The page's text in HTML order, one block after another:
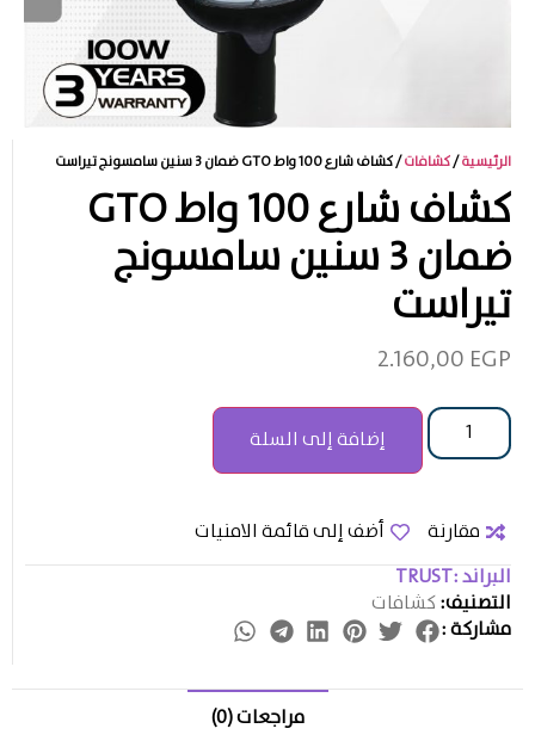
الرئيسية/كشافات/ كشاف شارع 100 واط GTO ضمان 3 سنين سامسونج تيراست
كشاف شارع 100 واط GTO
ضمان 3 سنين سامسونج
تيراست
2.160,00 EGP
إضافة إلى السلة
مقارنة
أضف إلى قائمة الامنيات
البراند :TRUST
التصنيف:كشافات
مشاركة :
مراجعات (0)